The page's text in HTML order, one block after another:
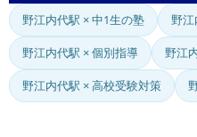
野江内代駅 × 中1生の塾 野
野江内代駅 × 個別指導 野江
野江内代駅 × 高校受験対策